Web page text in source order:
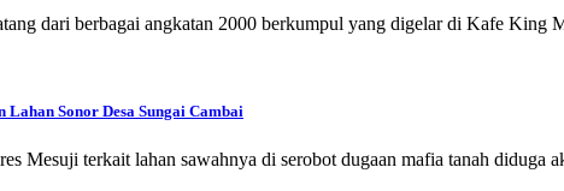
dari berbagai angkatan 2000 berkumpul yang digelar di Kafe
Sonor Desa Sungai Cambai
Mesuji terkait lahan sawahnya di serobot dugaan mafia tanah diduga